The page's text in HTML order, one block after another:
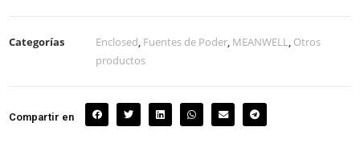
Categorías Enclosed, Fuentes de Poder, MEANWELL, Otros
productos
Compartir en